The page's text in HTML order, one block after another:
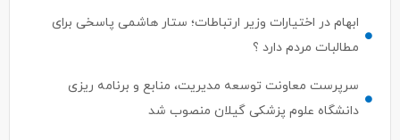
ابهام در اختیارات وزیر ارتباطات؛ ستار هاشمی پاسخی برای
مطالبات مردم دارد ؟
سرپرست معاونت توسعه مدیریت، منابع و برنامه ریزی
دانشگاه علوم پزشکی گیلان منصوب شد